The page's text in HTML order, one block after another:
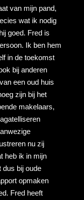
van mijn pand,
wat ik nodig
goed. Fred is
Ik ben hem
in de toekomst
bij anderen
een oud huis
zijn bij het
makelaars,
nu zij
heb ik in mijn
dus bij oude
opmaken
Fred heeft